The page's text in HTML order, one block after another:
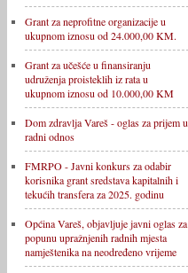
Grant za neprofitne organizacije u
ukupnom iznosu od 24.000,00 KM.
Grant za učešće u finansiranju
udruženja proisteklih iz rata u
ukupnom iznosu od 10.000,00 KM
Dom zdravlja Vareš - oglas za prijem u
radni odnos
FMRPO - Javni konkurs za odabir
korisnika grant sredstava kapitalnih i
tekućih transfera za 2025. godinu
Općina Vareš, objavljuje javni oglas za
popunu upražnjenih radnih mjesta
namještenika na neodređeno vrijeme